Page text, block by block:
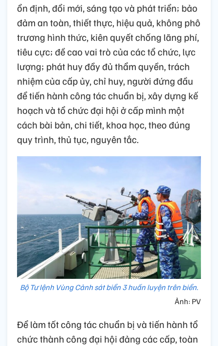
ổn định, đổi mới, sáng tạo và phát triển; bảo
đảm an toàn, thiết thực, hiệu quả, không phô
trương hình thức, kiên quyết chống lãng phí,
tiêu cực; đề cao vai trò của các tổ chức, lực
lượng; phát huy đầy đủ thẩm quyền, trách
nhiệm của cấp ủy, chỉ huy, người đứng đầu
để tiến hành công tác chuẩn bị, xây dựng kế
hoạch và tổ chức đại hội ở cấp mình một
cách bài bản, chi tiết, khoa học, theo đúng
quy trình, thủ tục, nguyên tắc.
Bộ Tư lệnh Vùng Cảnh sát biển 3 huấn luyện trên biển.
Ảnh: PV
Để làm tốt công tác chuẩn bị và tiến hành tổ
chức thành công đại hội đảng các cấp, toàn